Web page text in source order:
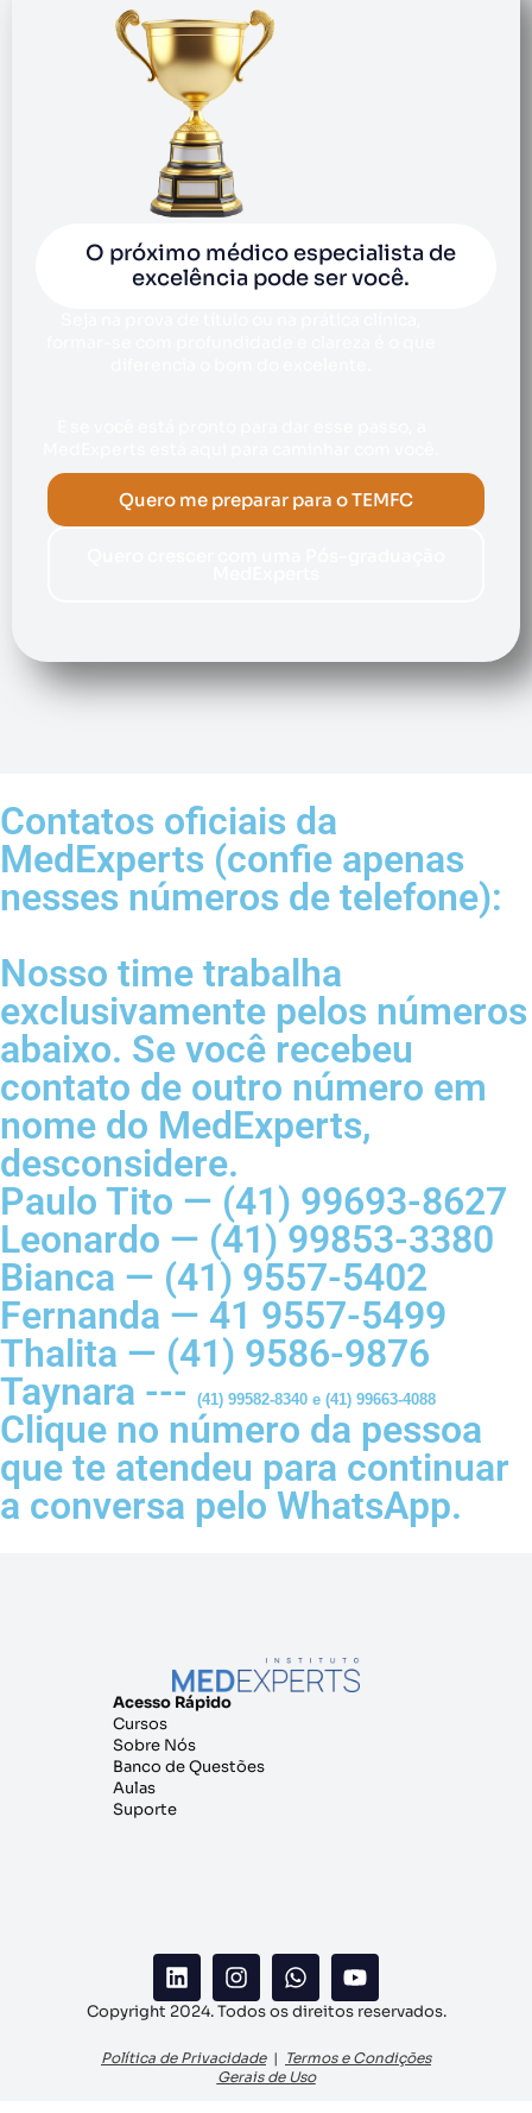
O próximo médico especialista de
excelência pode ser você.
Quero me preparar para o TEMFC
Contatos oficiais da
MedExperts (confie apenas
nesses números de telefone):
Nosso time trabalha
exclusivamente pelos números
abaixo. Se você recebeu
contato de outro número em
nome do MedExperts,
desconsidere.
Paulo Tito — (41) 99693-8627
Leonardo — (41) 99853-3380
Bianca — (41) 9557-5402
Fernanda — 41 9557-5499
Thalita — (41) 9586-9876
Taynara ---
(41) 99582-8340 e (41) 99663-4088
Clique no número da pessoa
que te atendeu para continuar
a conversa pelo WhatsApp.
Acesso Rápido
Cursos
Sobre Nós
Banco de Questões
Aulas
Suporte
Copyright 2024. Todos os direitos reservados.
Política de Privacidade| Termos e Condições
Gerais de Uso